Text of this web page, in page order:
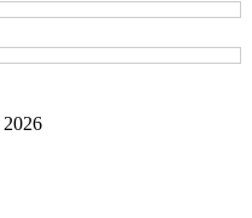
2026